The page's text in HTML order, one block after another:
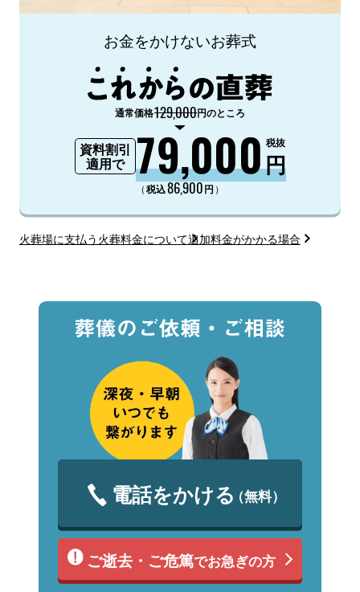
お金をかけないお葬式
通常価格129,000円のところ
資料割引
適用で
79,000円
税抜
（税込86,900円 ）
火葬場に支払う火葬料金について追加料金がかかる場合
電話をかける（無料）
ご逝去・ご危篤でお急ぎの方